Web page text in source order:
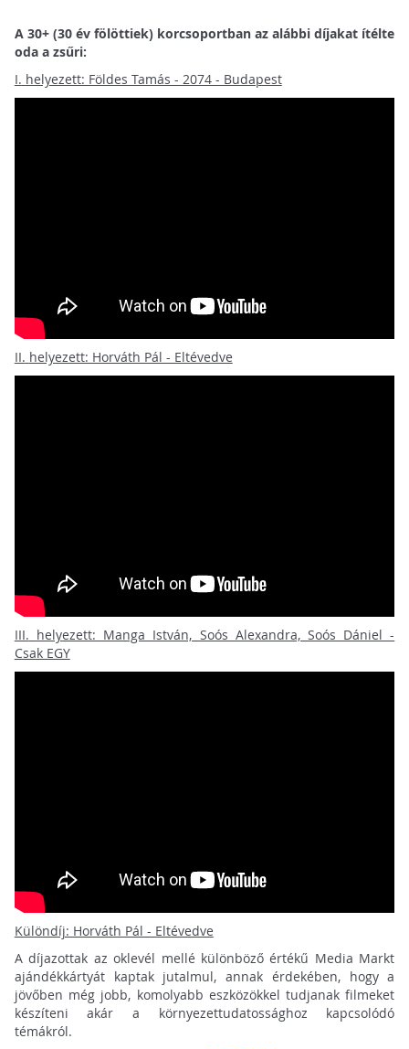
A 30+ (30 év fölöttiek) korcsoportban az alábbi díjakat ítélte
oda a zsűri:
I. helyezett: Földes Tamás - 2074 - Budapest
II. helyezett: Horváth Pál - Eltévedve
III. helyezett: Manga István, Soós Alexandra, Soós Dániel -
Csak EGY
Különdíj: Horváth Pál - Eltévedve
A díjazottak az oklevél mellé különböző értékű Media Markt
ajándékkártyát kaptak jutalmul, annak érdekében, hogy a
jövőben még jobb, komolyabb eszközökkel tudjanak filmeket
készíteni akár a környezettudatossághoz kapcsolódó
témákról.